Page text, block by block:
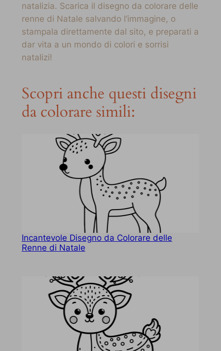
natalizia. Scarica il disegno da colorare delle
renne di Natale salvando l’immagine, o
stampala direttamente dal sito, e preparati a
dar vita a un mondo di colori e sorrisi
natalizi!
Scopri anche questi disegni
da colorare simili:
Incantevole Disegno da Colorare delle
Renne di Natale